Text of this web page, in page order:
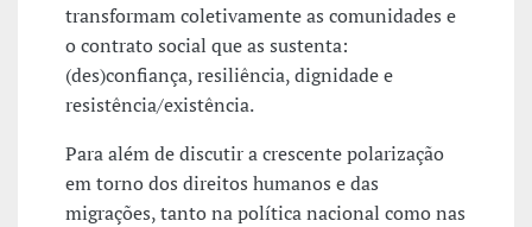
transformam coletivamente as comunidades e
o contrato social que as sustenta:
(des)confiança, resiliência, dignidade e
resistência/existência.
Para além de discutir a crescente polarização
em torno dos direitos humanos e das
migrações, tanto na política nacional como nas